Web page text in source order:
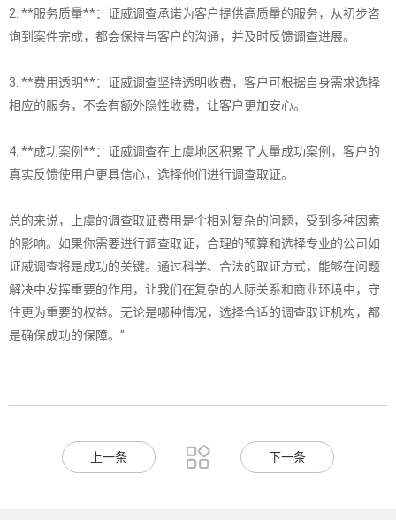
2. **服务质量**：证威调查承诺为客户提供高质量的服务，从初步咨
询到案件完成，都会保持与客户的沟通，并及时反馈调查进展。
3. **费用透明**：证威调查坚持透明收费，客户可根据自身需求选择
相应的服务，不会有额外隐性收费，让客户更加安心。
4. **成功案例**：证威调查在上虞地区积累了大量成功案例，客户的
真实反馈使用户更具信心，选择他们进行调查取证。
总的来说，上虞的调查取证费用是个相对复杂的问题，受到多种因素
的影响。如果你需要进行调查取证，合理的预算和选择专业的公司如
证威调查将是成功的关键。通过科学、合法的取证方式，能够在问题
解决中发挥重要的作用，让我们在复杂的人际关系和商业环境中，守
住更为重要的权益。无论是哪种情况，选择合适的调查取证机构，都
是确保成功的保障。"
上一条  下一条